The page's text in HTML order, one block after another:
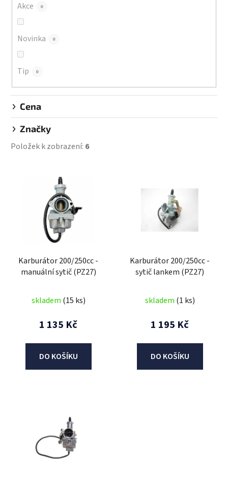
Akce 0
Novinka 0
Tip 0
Cena
Značky
Položek k zobrazení: 6
Karburátor 200/250cc -
manuální sytič (PZ27)
skladem (15 ks)
1 135 Kč
DO KOŠÍKU
Karburátor 200/250cc -
sytič lankem (PZ27)
skladem (1 ks)
1 195 Kč
DO KOŠÍKU